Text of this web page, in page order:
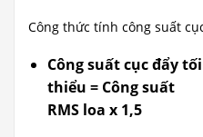
Công thức tính công suất
Công suất cục đẩy tối
thiểu = Công suất
RMS loa x 1,5